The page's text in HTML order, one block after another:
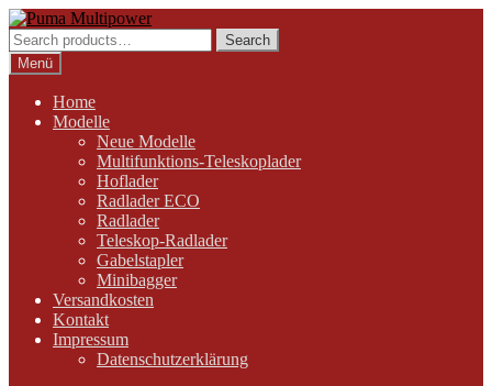
Zur
Navigation
springen
Zum
Inhalt
springen
Search
for:
Search
Menü
Home
Modelle
Neue Modelle
Multifunktions-Teleskoplader
Hoflader
Radlader ECO
Radlader
Teleskop-Radlader
Gabelstapler
Minibagger
Versandkosten
Kontakt
Impressum
Datenschutzerklärung